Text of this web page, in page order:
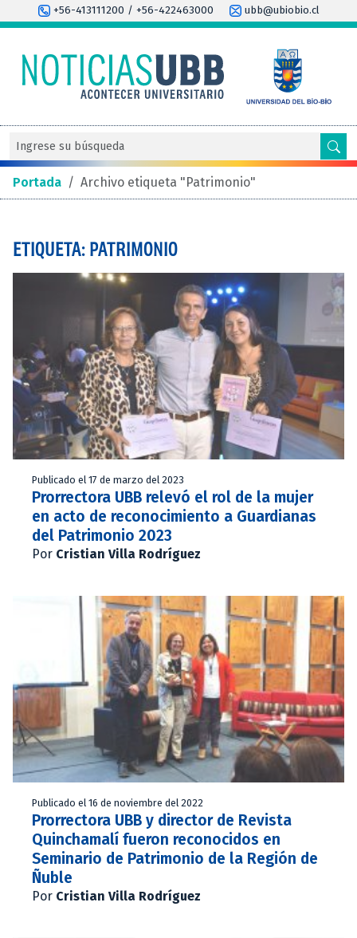
+56-413111200 / +56-422463000 ubb@ubiobio.cl
Portada / Archivo etiqueta "Patrimonio"
ETIQUETA: PATRIMONIO
Publicado el 17 de marzo del 2023
Prorrectora UBB relevó el rol de la mujer
en acto de reconocimiento a Guardianas
del Patrimonio 2023
Por Cristian Villa Rodríguez
Publicado el 16 de noviembre del 2022
Prorrectora UBB y director de Revista
Quinchamalí fueron reconocidos en
Seminario de Patrimonio de la Región de
Ñuble
Por Cristian Villa Rodríguez